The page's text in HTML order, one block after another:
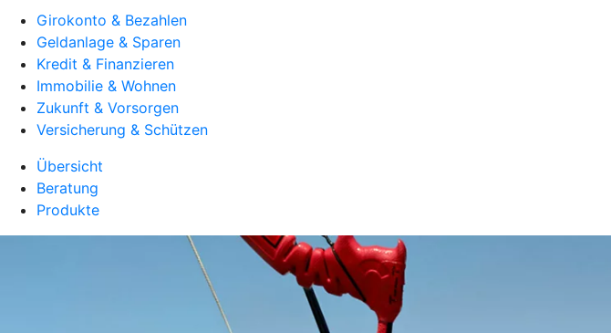
Girokonto & Bezahlen
Geldanlage & Sparen
Kredit & Finanzieren
Immobilie & Wohnen
Zukunft & Vorsorgen
Versicherung & Schützen
Übersicht
Beratung
Produkte